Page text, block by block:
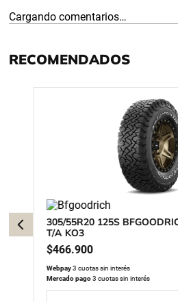
Cargando comentarios…
RECOMENDADOS
305/55R20 125S
T/A KO3
$466.900
Webpay3 cuotas sin interés
Mercado pago3 cuotas sin interés